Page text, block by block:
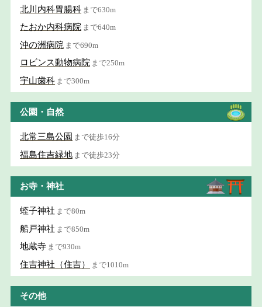
北川内科胃腸科 まで630m
たおか内科病院 まで640m
沖の洲病院 まで690m
ロビンス動物病院 まで250m
宇山歯科 まで300m
公園・自然
北常三島公園 まで徒歩16分
福島住吉緑地 まで徒歩23分
お寺・神社
蛭子神社 まで80m
船戸神社 まで850m
地蔵寺 まで930m
住吉神社（住吉） まで1010m
その他